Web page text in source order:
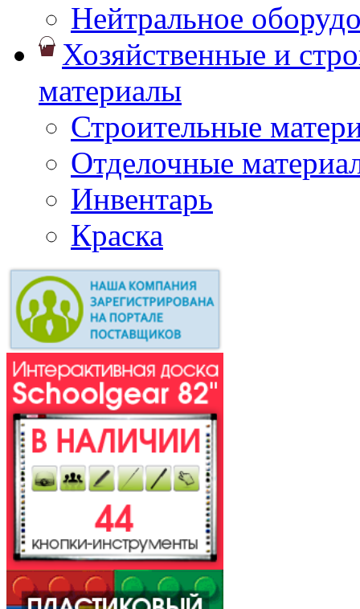
Нейтральное
Хозяйственные и
материалы
Строительные
Отделочные
Инвентарь
Краска